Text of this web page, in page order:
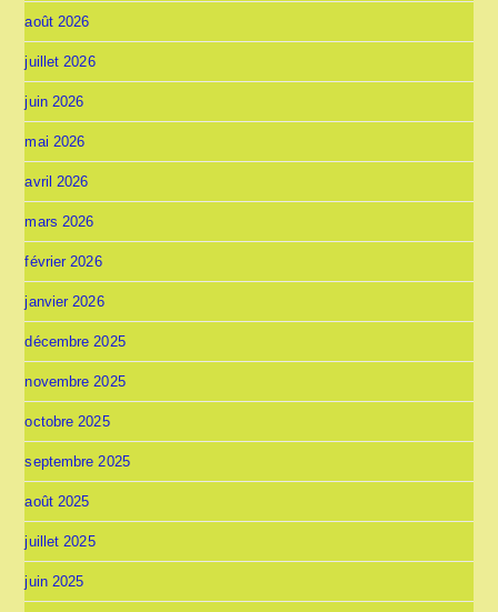
août 2026
juillet 2026
juin 2026
mai 2026
avril 2026
mars 2026
février 2026
janvier 2026
décembre 2025
novembre 2025
octobre 2025
septembre 2025
août 2025
juillet 2025
juin 2025